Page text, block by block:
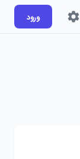
ورود